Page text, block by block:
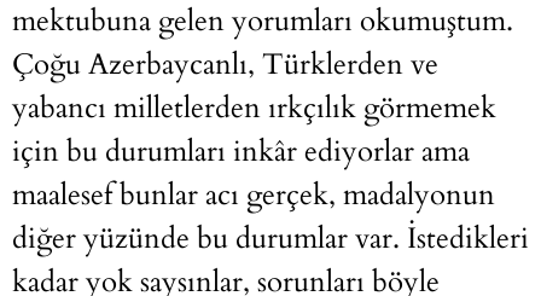
mektubuna gelen yorumları okumuştum.
Çoğu Azerbaycanlı, Türklerden ve
yabancı milletlerden ırkçılık görmemek
için bu durumları inkâr ediyorlar ama
maalesef bunlar acı gerçek, madalyonun
diğer yüzünde bu durumlar var. İstedikleri
kadar yok saysınlar, sorunları böyle